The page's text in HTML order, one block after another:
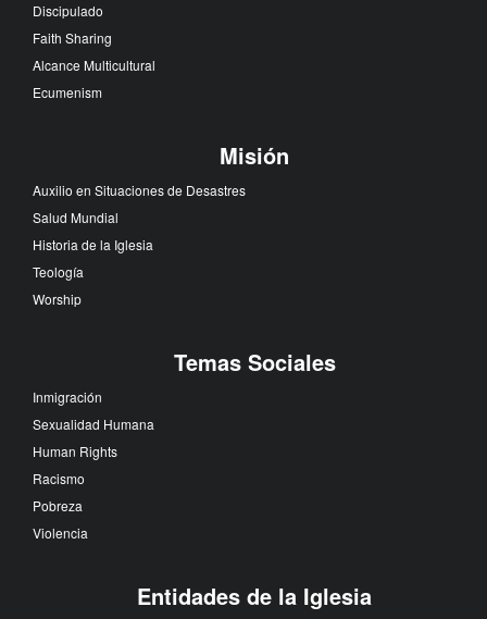
Discipulado
Faith Sharing
Alcance Multicultural
Ecumenism
Misión
Auxilio en Situaciones de Desastres
Salud Mundial
Historia de la Iglesia
Teología
Worship
Temas Sociales
Inmigración
Sexualidad Humana
Human Rights
Racismo
Pobreza
Violencia
Entidades de la Iglesia